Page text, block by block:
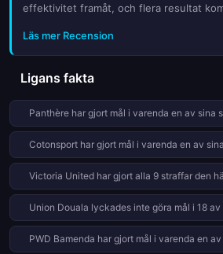
effektivitet framåt, och flera resultat
Läs mer Recension
Ligans fakta
Panthère har gjort mål i varenda en av sina
Cotonsport har gjort mål i varenda en av
Victoria United har gjort alla 9 straffar den
Union Douala lyckades inte göra mål i 18
PWD Bamenda har gjort mål i varenda en